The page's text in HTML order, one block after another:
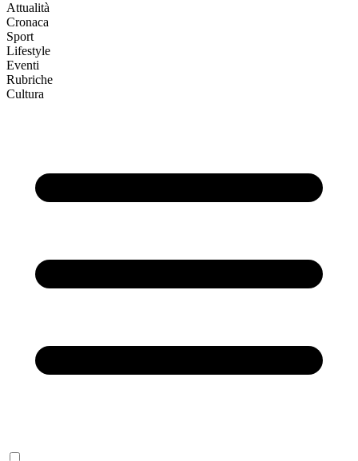
Attualità
Cronaca
Sport
Lifestyle
Eventi
Rubriche
Cultura